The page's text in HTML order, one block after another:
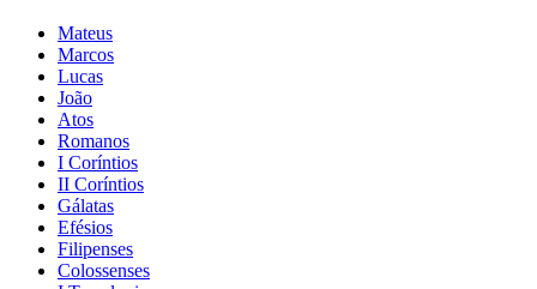
Mateus
Marcos
Lucas
João
Atos
Romanos
I Coríntios
II Coríntios
Gálatas
Efésios
Filipenses
Colossenses